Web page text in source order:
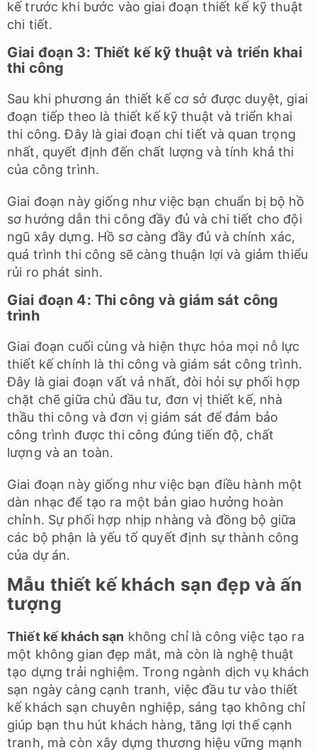
kế trước khi bước vào giai đoạn thiết kế kỹ thuật
chi tiết.
Giai đoạn 3: Thiết kế kỹ thuật và triển khai
thi công
Sau khi phương án thiết kế cơ sở được duyệt, giai
đoạn tiếp theo là thiết kế kỹ thuật và triển khai
thi công. Đây là giai đoạn chi tiết và quan trọng
nhất, quyết định đến chất lượng và tính khả thi
của công trình.
Giai đoạn này giống như việc bạn chuẩn bị bộ hồ
sơ hướng dẫn thi công đầy đủ và chi tiết cho đội
ngũ xây dựng. Hồ sơ càng đầy đủ và chính xác,
quá trình thi công sẽ càng thuận lợi và giảm thiểu
rủi ro phát sinh.
Giai đoạn 4: Thi công và giám sát công
trình
Giai đoạn cuối cùng và hiện thực hóa mọi nỗ lực
thiết kế chính là thi công và giám sát công trình.
Đây là giai đoạn vất vả nhất, đòi hỏi sự phối hợp
chặt chẽ giữa chủ đầu tư, đơn vị thiết kế, nhà
thầu thi công và đơn vị giám sát để đảm bảo
công trình được thi công đúng tiến độ, chất
lượng và an toàn.
Giai đoạn này giống như việc bạn điều hành một
dàn nhạc để tạo ra một bản giao hưởng hoàn
chỉnh. Sự phối hợp nhịp nhàng và đồng bộ giữa
các bộ phận là yếu tố quyết định sự thành công
của dự án.
Mẫu thiết kế khách sạn đẹp và ấn
tượng
Thiết kế khách sạn không chỉ là công việc tạo ra
một không gian đẹp mắt, mà còn là nghệ thuật
tạo dựng trải nghiệm. Trong ngành dịch vụ khách
sạn ngày càng cạnh tranh, việc đầu tư vào thiết
kế khách sạn chuyên nghiệp, sáng tạo không chỉ
giúp bạn thu hút khách hàng, tăng lợi thế cạnh
tranh, mà còn xây dựng thương hiệu vững mạnh